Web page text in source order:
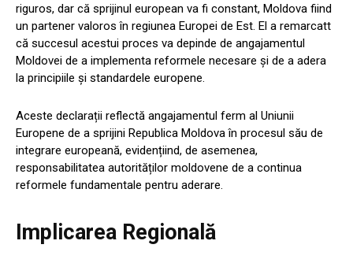
riguros, dar că sprijinul european va fi constant, Moldova fiind
un partener valoros în regiunea Europei de Est. El a remarcatt
că succesul acestui proces va depinde de angajamentul
Moldovei de a implementa reformele necesare și de a adera
la principiile și standardele europene.
Aceste declarații reflectă angajamentul ferm al Uniunii
Europene de a sprijini Republica Moldova în procesul său de
integrare europeană, evidențiind, de asemenea,
responsabilitatea autorităților moldovene de a continua
reformele fundamentale pentru aderare.
Implicarea Regională